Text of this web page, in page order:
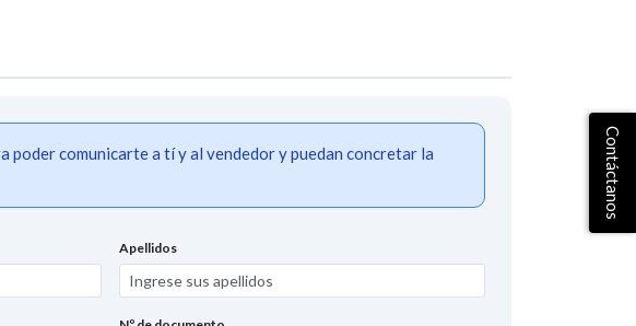
poder comunicarte a tí y al vendedor y puedan concretar la
Apellidos
Contáctanos